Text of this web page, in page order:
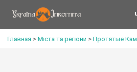
Главная > Міста та регіони > Протятые